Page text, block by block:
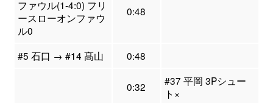
ファウル(1-4:0) フリ
ースローオンファウ
ル0
0:48
#5 石口 → #14 髙山 0:48
0:32
#37 平岡 3Pシュー
ト×